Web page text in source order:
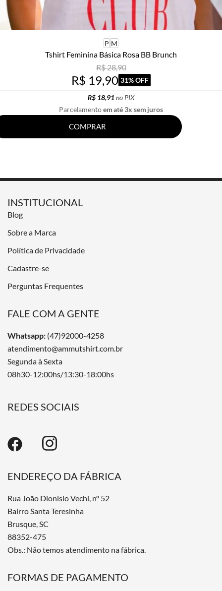
P M
Tshirt Feminina Básica Rosa BB Brunch
R$ 28,90
R$ 19,90 31% OFF
R$ 18,91 no PIX
Parcelamentoem até 3x sem juros
COMPRAR
INSTITUCIONAL
Blog
Sobre a Marca
Política de Privacidade
Cadastre-se
Perguntas Frequentes
FALE COM A GENTE
Whatsapp: (47)92000-4258
atendimento@ammutshirt.com.br
Segunda à Sexta
08h30-12:00hs/13:30-18:00hs
REDES SOCIAIS
ENDEREÇO DA FÁBRICA
Rua João Dionisio Vechi, nº 52
Bairro Santa Teresinha
Brusque, SC
88352-475
Obs.: Não temos atendimento na fábrica.
FORMAS DE PAGAMENTO